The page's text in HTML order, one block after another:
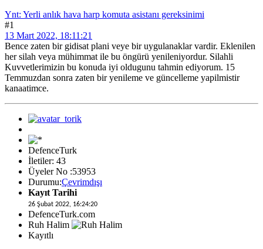
Ynt: Yerli anlık hava harp komuta asistanı gereksinimi
#1
13 Mart 2022, 18:11:21
Bence zaten bir gidisat plani veye bir uygulanaklar vardir. Eklenilen
her silah veya mühimmat ile bu öngürü yenileniyordur. Silahli
Kuvvetlerimizin bu konuda iyi oldugunu tahmin ediyorum. 15
Temmuzdan sonra zaten bir yenileme ve güncelleme yapilmistir
kanaatimce.
DefenceTurk
İletiler: 43
Üyeler No :53953
Durumu:Çevrimdışı
Kayıt Tarihi
26 Şubat 2022, 16:24:20
DefenceTurk.com
Ruh Halim
Kayıtlı